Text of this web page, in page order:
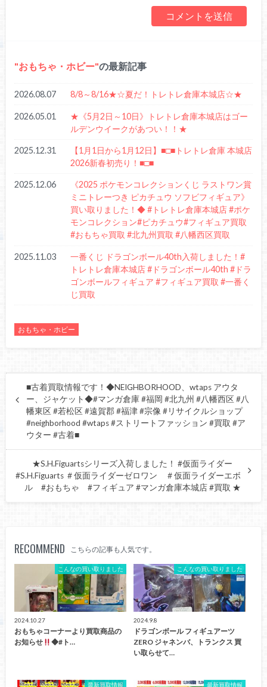
おもちゃ・ホビー の最新記事
2026.08.07 8/8～8/16★☆夏だ！トレトレ倉庫本城店☆★
2026.05.01
★《5月2日～10日》トレトレ倉庫本城店はゴー
ルデンウイークがあつい！！★
2025.12.31
【1月1日から1月12日】■□■トレトレ倉庫 本城店
2026新春初売り！■□■
2025.12.06
《2025 ポケモンコレクションくじ ラストワン賞
ミニトレーつき ピカチュウ ソフビフィギュア》
買い取りました！◆ #トレトレ倉庫本城店 #ポケ
モンコレクション#ピカチュウ#フィギュア買取
#おもちゃ買取 #北九州買取 #八幡西区買取
2025.11.03
一番くじ ドラゴンボール40th入荷しました！#
トレトレ倉庫本城店 #ドラゴンボール40th #ドラ
ゴンボールフィギュア #フィギュア買取 #一番く
じ買取
おもちゃ・ホビー
■古着買取情報です！◆NEIGHBORHOOD、wtaps アウタ
ー、ジャケット◆#マンガ倉庫 #福岡 #北九州 #八幡西区 #八
幡東区 #若松区 #遠賀郡 #福津 #宗像 #リサイクルショップ
#neighborhood #wtaps #ストリートファッション #買取 #ア
ウター #古着■
★S.H.Figuartsシリーズ入荷しました！ #仮面ライダー
#S.H.Figuarts ＃仮面ライダーゼロワン ＃仮面ライダーエボ
ル #おもちゃ #フィギュア #マンガ倉庫本城店 #買取 ★
RECOMMEND こちらの記事も人気です。
こんなの買い取りました
2024.10.27
おもちゃコーナーより買取商品の
お知らせ
◆#ト…
こんなの買い取りました
2024.9.8
ドラゴンボール フィギュアーツ
ZERO ジャネンバ、トランクス 買
い取らせて…
最新買取情報 最新買取情報